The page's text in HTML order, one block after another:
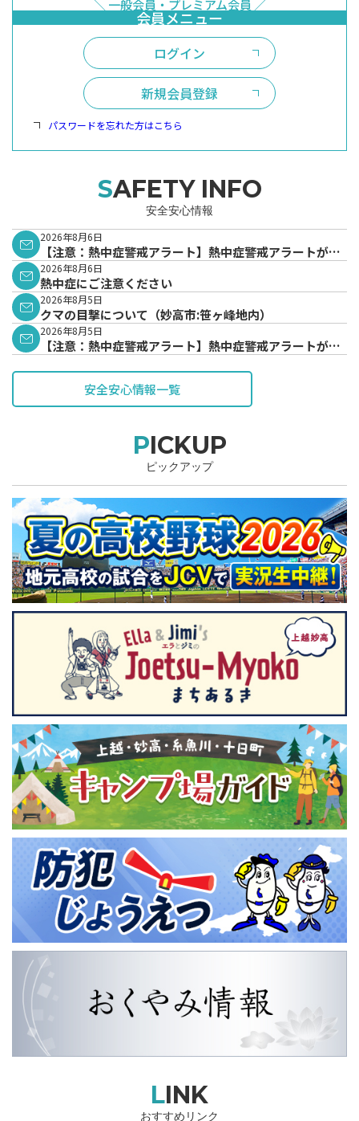
ログイン
新規会員登録
パスワードを忘れた方はこちら
SAFETY INFO
安全安心情報
2026年8月6日
【注意：熱中症警戒アラート】熱中症警戒アラートが発
表されています。
2026年8月6日
熱中症にご注意ください
2026年8月5日
クマの目撃について（妙高市:笹ヶ峰地内）
2026年8月5日
【注意：熱中症警戒アラート】熱中症警戒アラートが発
安全安心情報一覧
PICKUP
ピックアップ
LINK
おすすめリンク